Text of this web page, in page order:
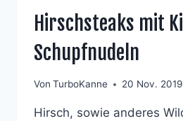
Hirschsteaks mit
Schupfnudeln
Von TurboKanne 20 Nov. 2019
Hirsch, sowie anderes